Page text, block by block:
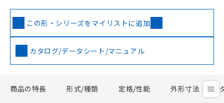
この形・シリーズをマイリストに追加
カタログ/データシート/マニュアル
商品の特長 形式/種類 定格/性能 外形寸法